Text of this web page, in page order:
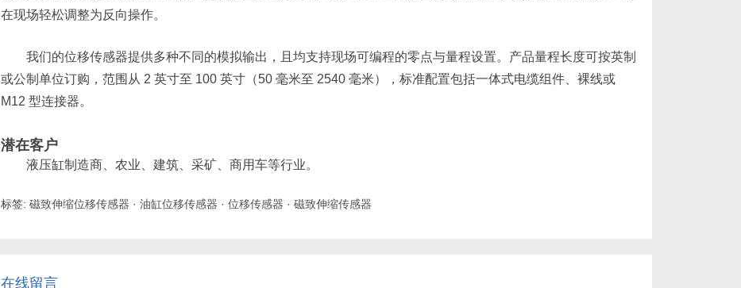
在现场轻松调整为反向操作。
我们的位移传感器提供多种不同的模拟输出，且均支持现场可编程的零点与量程设置。产品量程长度可按英制
或公制单位订购，范围从 2 英寸至 100 英寸（50 毫米至 2540 毫米），标准配置包括一体式电缆组件、裸线或
M12 型连接器。
潜在客户
液压缸制造商、农业、建筑、采矿、商用车等行业。
标签: 磁致伸缩位移传感器 · 油缸位移传感器 · 位移传感器 · 磁致伸缩传感器
在线留言